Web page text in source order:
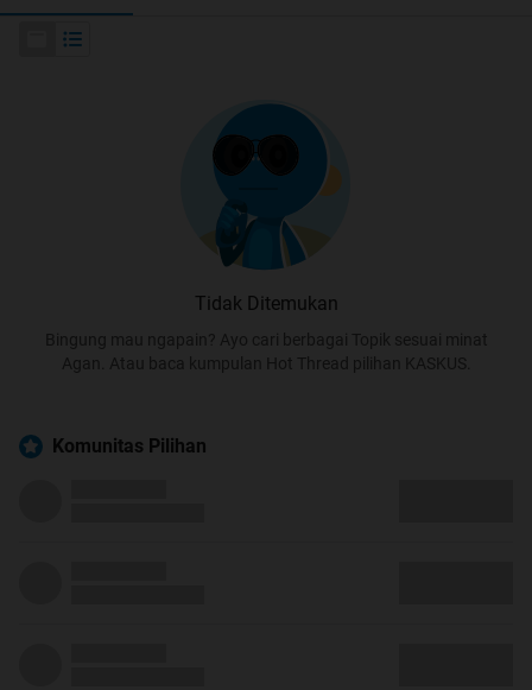
Tidak Ditemukan
Bingung mau ngapain? Ayo cari berbagai Topik sesuai minat
Agan. Atau baca kumpulan Hot Thread pilihan KASKUS.
Komunitas Pilihan